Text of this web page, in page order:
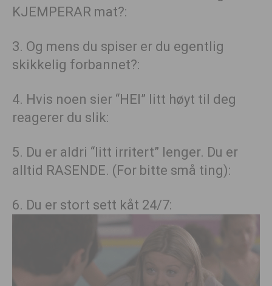
KJEMPERAR mat?:
3. Og mens du spiser er du egentlig
skikkelig forbannet?:
4. Hvis noen sier “HEI” litt høyt til deg
reagerer du slik:
5. Du er aldri “litt irritert” lenger. Du er
alltid RASENDE. (For bitte små ting):
6. Du er stort sett kåt 24/7: